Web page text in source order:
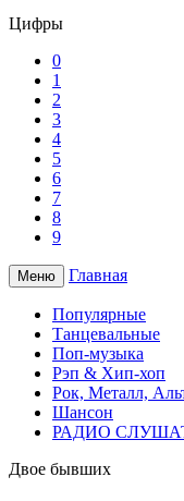
Цифры
0
1
2
3
4
5
6
7
8
9
Меню Главная
Популярные
Танцевальные
Поп-музыка
Рэп & Хип-хоп
Рок, Металл,
Шансон
РАДИО
Двое бывших